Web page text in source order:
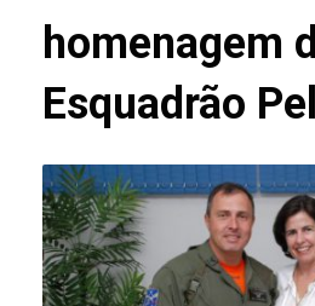
homenagem
Esquadrão